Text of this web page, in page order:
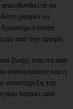
σε
μπορεί να
από την τροφή.
ζωής, έπειτα από
καπνίσματος και η
υποστήριξη της
που πάσχει από